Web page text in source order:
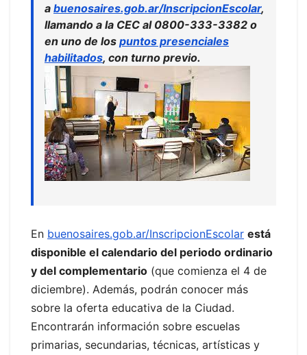
a buenosaires.gob.ar/InscripcionEscolar,
llamando a la CEC al 0800-333-3382 o
en uno de los puntos presenciales
habilitados, con turno previo.
En buenosaires.gob.ar/InscripcionEscolar está
disponible el calendario del periodo ordinario
y del complementario (que comienza el 4 de
diciembre). Además, podrán conocer más
sobre la oferta educativa de la Ciudad.
Encontrarán información sobre escuelas
primarias, secundarias, técnicas, artísticas y